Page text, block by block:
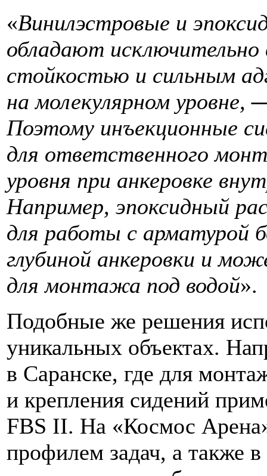
«Винилэстровые и
обладают исключительно
стойкостью и сильным
на молекулярном уровне,
Поэтому инъекционные
для ответственного
уровня при анкеровке
Например, эпоксидный
для работы с арматурой
глубиной анкеровки и
для монтажа под водой».
Подобные же решения
уникальных объектах.
в Саранске, где для
и крепления сидений
FBS II. На «Космос
профилем задач, а также